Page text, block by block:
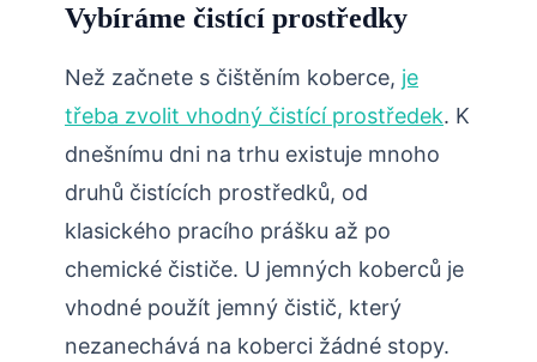
Vybíráme čistící prostředky
Než začnete s čištěním koberce, je
třeba zvolit vhodný čistící prostředek. K
dnešnímu dni na trhu existuje mnoho
druhů čistících prostředků, od
klasického pracího prášku až po
chemické čističe. U jemných koberců je
vhodné použít jemný čistič, který
nezanechává na koberci žádné stopy.